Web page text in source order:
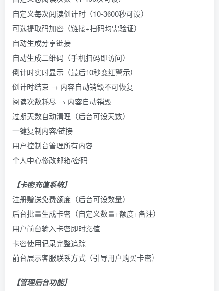
自定义每次阅读倒计时（10-3600秒可设）
可选提取码加密（链接+扫码均需验证）
自动生成分享链接
自动生成二维码（手机扫码即访问）
倒计时实时显示（最后10秒变红警示）
倒计时结束 → 内容自动销毁不可恢复
阅读次数耗尽 → 内容自动销毁
过期天数自动清理（后台可设天数）
一键复制内容/链接
用户控制台管理所有内容
个人中心修改邮箱/密码
【卡密充值系统】
注册赠送免费额度（后台可设数量）
后台批量生成卡密（自定义数量+额度+备注）
用户前台输入卡密即时充值
卡密使用记录完整追踪
前台展示客服联系方式（引导用户购买卡密）
【管理后台功能】